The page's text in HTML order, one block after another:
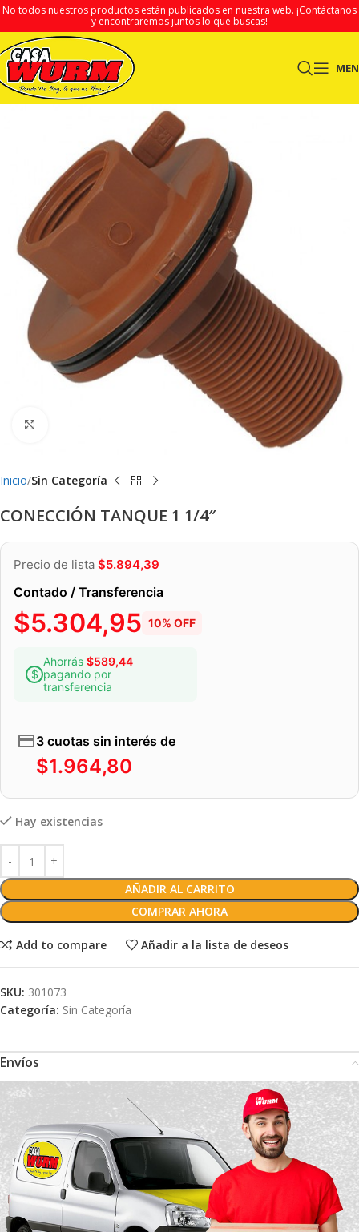
No todos nuestros productos están publicados en nuestra web. ¡Contáctanos
y encontraremos juntos lo que buscas!
Inicio Sin Categoría
CONECCIÓN TANQUE 1 1/4″
Precio de lista $5.894,39
Contado / Transferencia
$5.304,95 10% OFF
Ahorrás $589,44
pagando por
transferencia
3 cuotas sin interés de
$1.964,80
Hay existencias
AÑADIR AL CARRITO
COMPRAR AHORA
Add to compare Añadir a la lista de deseos
SKU: 301073
Categoría: Sin Categoría
Envíos